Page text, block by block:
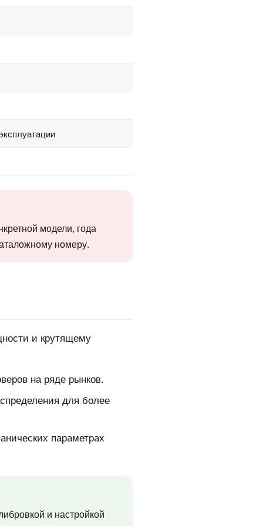
модели, года
номеру.
и крутящему
на ряде рынков.
для более
параметрах
и настройкой